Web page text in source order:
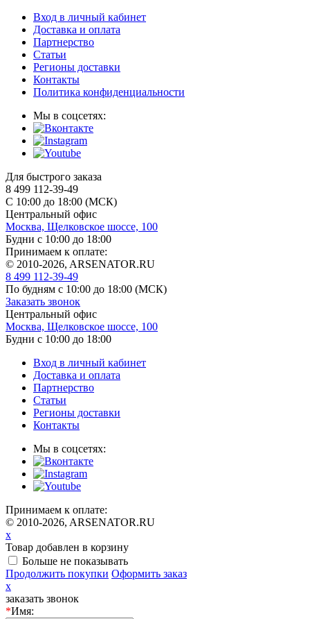
Вход в личный кабинет
Доставка и оплата
Партнерство
Статьи
Регионы доставки
Контакты
Политика конфиденциальности
Мы в соцсетях:
Для быстрого заказа
8 499 112-39-49
С 10:00 до 18:00 (МСК)
Центральный офис
Москва, Щелковское шоссе, 100
Будни с 10:00 до 18:00
Принимаем к оплате:
© 2010-2026, ARSENATOR.RU
8 499 112-39-49
По будням с 10:00 до 18:00 (МСК)
Заказать звонок
Центральный офис
Москва, Щелковское шоссе, 100
Будни с 10:00 до 18:00
Вход в личный кабинет
Доставка и оплата
Партнерство
Статьи
Регионы доставки
Контакты
Мы в соцсетях:
Принимаем к оплате:
© 2010-2026, ARSENATOR.RU
x
Товар добавлен в корзину
Больше не показывать
Продолжить покупки Оформить заказ
x
заказать звонок
*Имя: